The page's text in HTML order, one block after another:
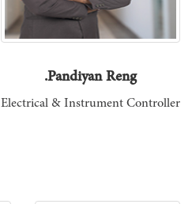
Pandiyan Reng.
Electrical & Instrument Controller